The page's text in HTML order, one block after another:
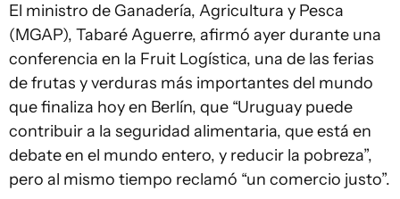
El ministro de Ganadería, Agricultura y Pesca
(MGAP), Tabaré Aguerre, afirmó ayer durante una
conferencia en la Fruit Logística, una de las ferias
de frutas y verduras más importantes del mundo
que finaliza hoy en Berlín, que “Uruguay puede
contribuir a la seguridad alimentaria, que está en
debate en el mundo entero, y reducir la pobreza”,
pero al mismo tiempo reclamó “un comercio justo”.